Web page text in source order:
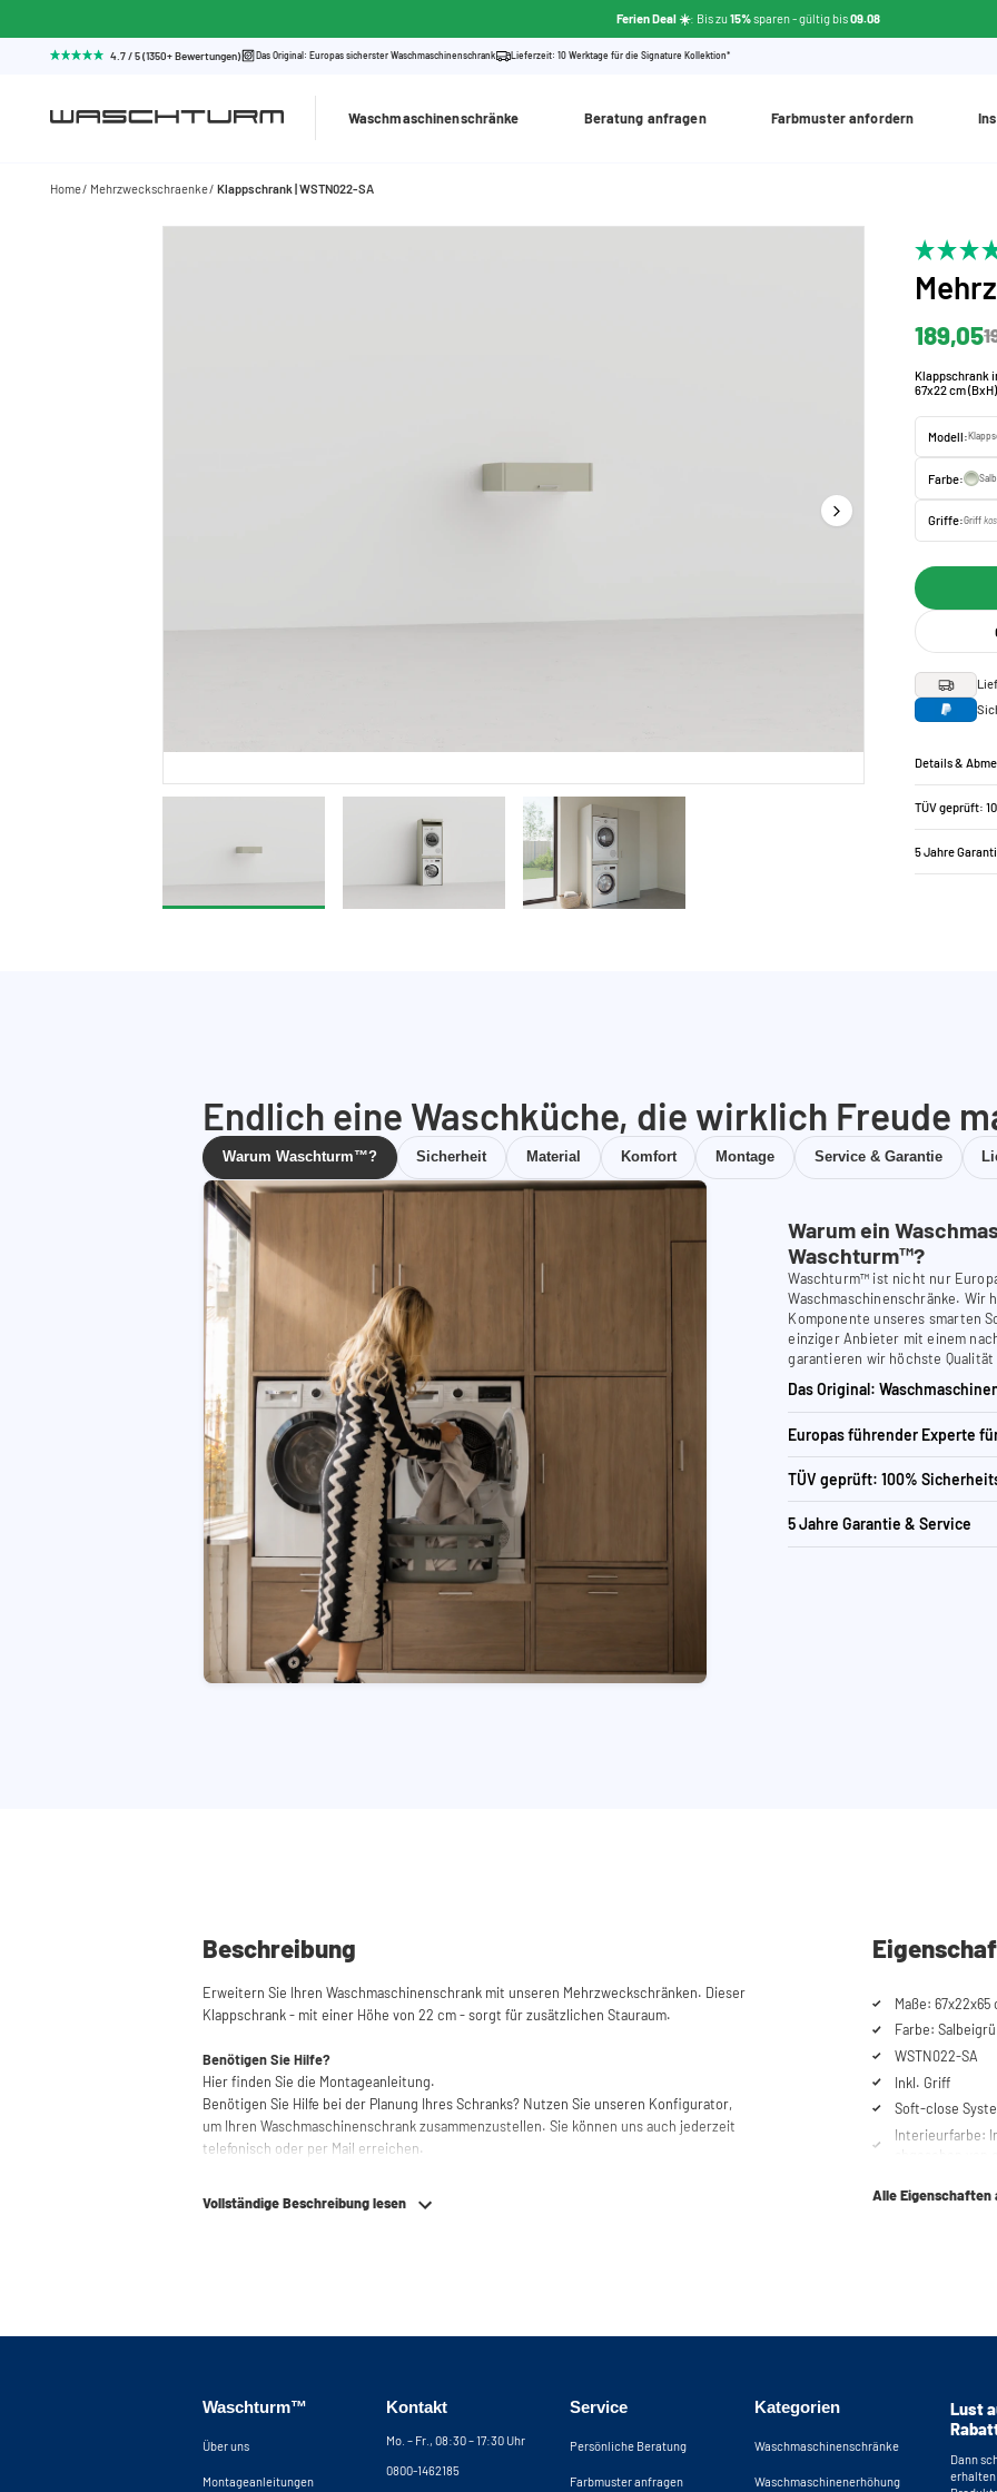
Ferien Deal ☀️: Bis zu15%sparen- gültig bis09.08
4.7 / 5 (1350+ Bewertungen) Das Original: Europas sicherster Waschmaschinenschrank Lieferzeit: 10 Werktage für die Signature Kollektion*
Waschmaschinenschränke Beratung anfragen Farbmuster anfordern
Home Mehrzweckschraenke Klappschrank | WSTN022-SA
189,05
Klappschrank
67x22 cm (BxH)
Modell:
Farbe:
Griffe:Griff
Details &
TÜV geprüft:
5 Jahre
Endlich eine Waschküche, die wirklich Freude
Warum Waschturm™? Sicherheit Material Komfort Montage Service & Garantie
Warum ein
Waschturm™?
Waschturm™ ist nicht nur
Waschmaschinenschränke. Wir
Komponente unseres smarten
einziger Anbieter mit einem
garantieren wir höchste
Das Original:
Europas führender Experte
TÜV geprüft: 100%
5 Jahre Garantie & Service
Beschreibung
Erweitern Sie Ihren Waschmaschinenschrank mit unseren Mehrzweckschränken. Dieser
Klappschrank - mit einer Höhe von 22 cm - sorgt für zusätzlichen Stauraum.
Benötigen Sie Hilfe?
Hier finden Sie die Montageanleitung.
Benötigen Sie Hilfe bei der Planung Ihres Schranks? Nutzen Sie unseren Konfigurator,
um Ihren Waschmaschinenschrank zusammenzustellen. Sie können uns auch jederzeit
telefonisch oder per Mail erreichen.
Vollständige Beschreibung lesen
Maße: 67x22x65
Farbe:
WSTN022-SA
Inkl. Griff
Soft-close
Interieurfarbe:
abgesehen
Alle Eigenschaften
Waschturm™
Über uns
Montageanleitungen
Kontakt
Mo. – Fr., 08:30 – 17:30 Uhr
0800-1462185
Service
Persönliche Beratung
Farbmuster anfragen
Kategorien
Waschmaschinenschränke
Waschmaschinenerhöhung
Lust
Dann
erhalten